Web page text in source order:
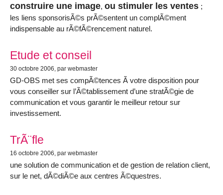
construire une image, ou stimuler les ventes ;
les liens sponsorisÃ©s prÃ©sentent un complÃ©ment
indispensable au rÃ©fÃ©rencement naturel.
Etude et conseil
30 octobre 2006, par webmaster
GD-OBS met ses compÃ©tences Ã votre disposition pour
vous conseiller sur l’Ã©tablissement d’une stratÃ©gie de
communication et vous garantir le meilleur retour sur
investissement.
TrÃ¨fle
16 octobre 2006, par webmaster
une solution de communication et de gestion de relation client,
sur le net, dÃ©diÃ©e aux centres Ã©questres.